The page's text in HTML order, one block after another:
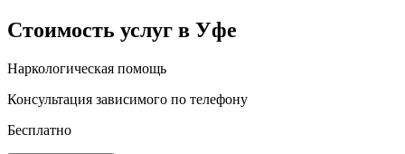
Стоимость услуг в Уфе
Наркологическая помощь
Консультация зависимого по телефону
Бесплатно